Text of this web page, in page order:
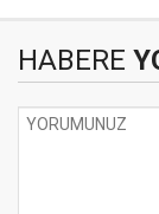
HABERE